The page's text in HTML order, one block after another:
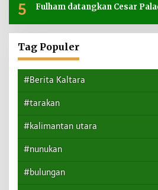
5 Fulham datangkan Cesar
Tag Populer
#Berita Kaltara
#tarakan
#kalimantan utara
#nunukan
#bulungan